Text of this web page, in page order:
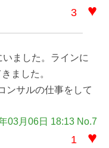
3 ♥
ました。ラインに
ました。
ンサルの仕事をして
03月06日 18:13 No.7
1 ♥